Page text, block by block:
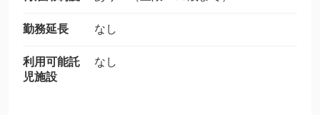
勤務延長 なし
利用可能託
児施設
なし